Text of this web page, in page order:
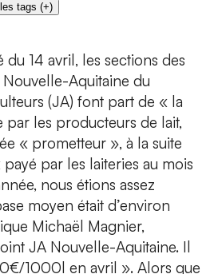
tags (+)
14 avril, les sections des
Aquitaine du
(JA) font part de « la
par les producteurs de lait,
« prometteur », à la suite
par les laiteries au mois
nous étions assez
moyen était d’environ
Michaël Magnier,
JA Nouvelle-Aquitaine. Il
1000l en avril ». Alors que